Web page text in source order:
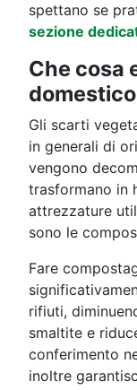
spettano se
sezione
Che cosa
Gli scarti
in generali di
vengono
trasformano in
attrezzature
sono le
Fare
rifiuti,
smaltite e
conferimento
inoltre